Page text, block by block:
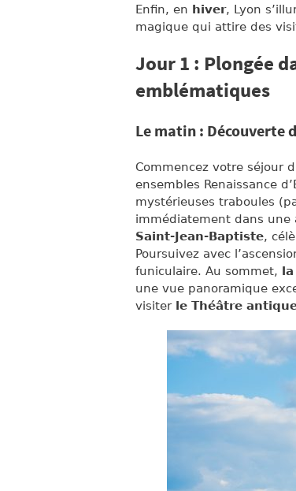
Enfin, en hiver, Lyon
magique qui attire des
Jour 1 : Plongée
emblématiques
Le matin : Découverte
Commencez votre séjour
ensembles Renaissance
mystérieuses traboules
immédiatement dans une
Saint-Jean-Baptiste,
Poursuivez avec
funiculaire. Au sommet,
une vue panoramique
visiter le Théâtre